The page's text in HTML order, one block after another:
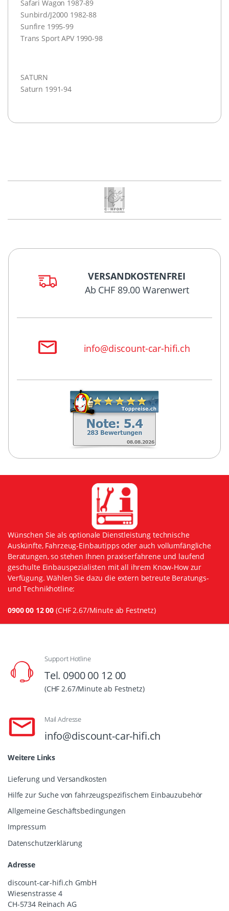
Safari Wagon 1987-89
Sunbird/J2000 1982-88
Sunfire 1995-99
Trans SportAPV1990-98
SATURN
Saturn 1991-94
VERSANDKOSTENFREI
Ab CHF 89.00 Warenwert
info@discount-car-hifi.ch
Wünschen Sie als optionale Dienstleistung technische
Auskünfte, Fahrzeug-Einbautipps oder auch vollumfängliche
Beratungen, so stehen Ihnen praxiserfahrene und laufend
geschulte Einbauspezialisten mit all ihrem Know-How zur
Verfügung. Wählen Sie dazu die extern betreute Beratungs-
und Technikhotline:
0900 00 12 00 (CHF 2.67/Minute ab Festnetz)
Support Hotline
Tel. 0900 00 12 00
(CHF 2.67/Minute ab Festnetz)
Mail Adresse
info@discount-car-hifi.ch
Weitere Links
Lieferung und Versandkosten
Hilfe zur Suche von fahrzeugspezifischem Einbauzubehör
Allgemeine Geschäftsbedingungen
Impressum
Datenschutzerklärung
Adresse
discount-car-hifi.ch GmbH
Wiesenstrasse 4
CH-5734 Reinach AG